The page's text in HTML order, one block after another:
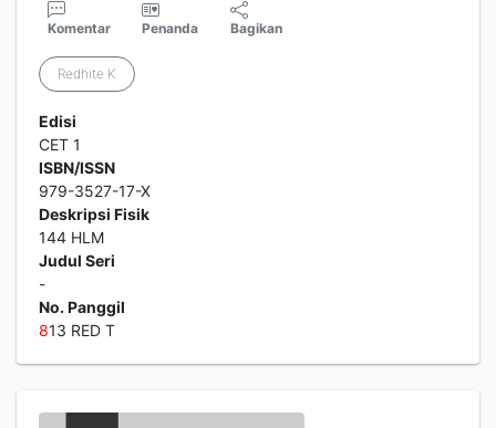
Komentar Penanda Bagikan
Redhite K
Edisi
CET 1
ISBN/ISSN
979-3527-17-X
Deskripsi Fisik
144 HLM
Judul Seri
-
No. Panggil
813 RED T